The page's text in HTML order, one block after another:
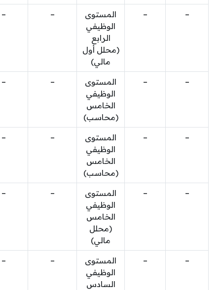
–
–
المستوى
الوظيفي
الرابع
(محلل أول
مالي)
–
–
–
–
المستوى
الوظيفي
الخامس
(محاسب)
–
–
–
–
المستوى
الوظيفي
الخامس
(محاسب)
–
–
–
–
المستوى
الوظيفي
الخامس
(محلل
مالي)
–
–
–
–
المستوى
الوظيفي
السادس
–
–